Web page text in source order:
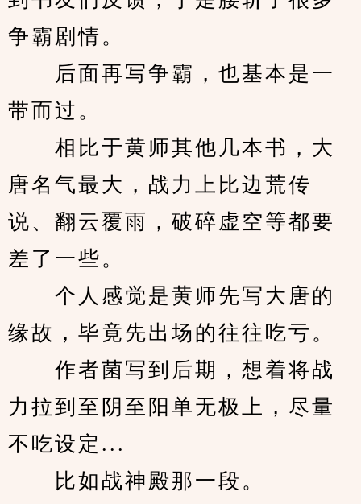
争霸剧情。
后面再写争霸，也基本是一
带而过。
相比于黄师其他几本书，大
唐名气最大，战力上比边荒传
说、翻云覆雨，破碎虚空等都要
差了一些。
个人感觉是黄师先写大唐的
缘故，毕竟先出场的往往吃亏。
作者菌写到后期，想着将战
力拉到至阴至阳单无极上，尽量
不吃设定...
比如战神殿那一段。